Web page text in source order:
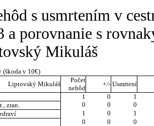
s usmrtením v
a porovnanie s
Mikuláš
(škoda v 10€)
Liptovský Mikuláš
Počet
nehôd
+/- Usmrtení
1 0
1
zran.
0 0
0
1 0
1
0 0
0